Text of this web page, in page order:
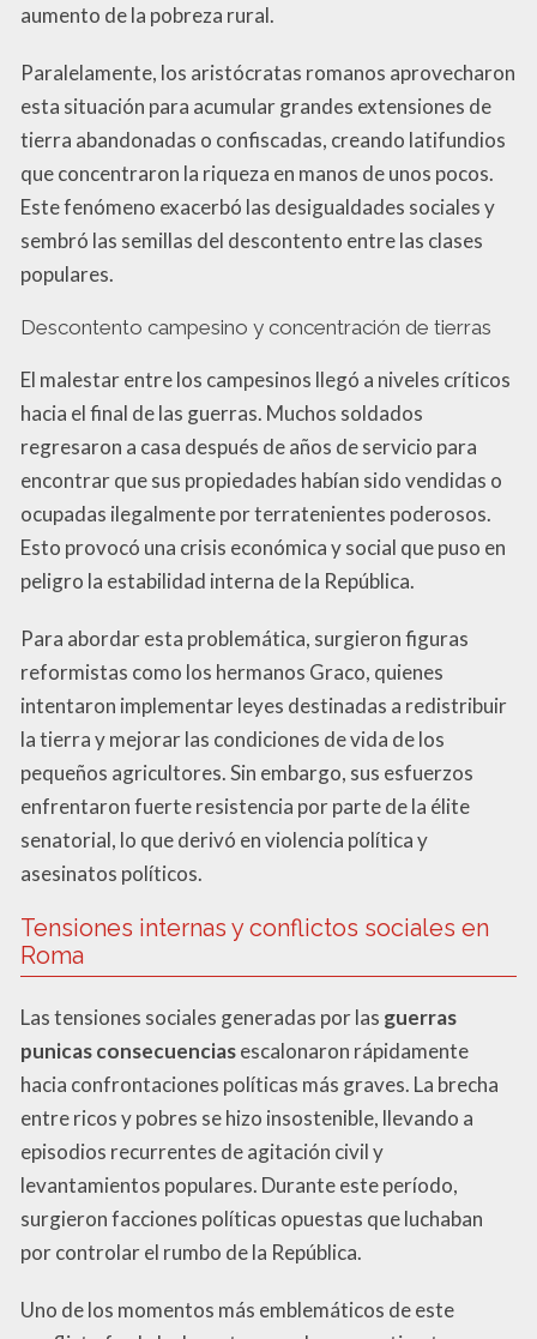
aumento de la pobreza rural.
Paralelamente, los aristócratas romanos aprovecharon
esta situación para acumular grandes extensiones de
tierra abandonadas o confiscadas, creando latifundios
que concentraron la riqueza en manos de unos pocos.
Este fenómeno exacerbó las desigualdades sociales y
sembró las semillas del descontento entre las clases
populares.
Descontento campesino y concentración de tierras
El malestar entre los campesinos llegó a niveles críticos
hacia el final de las guerras. Muchos soldados
regresaron a casa después de años de servicio para
encontrar que sus propiedades habían sido vendidas o
ocupadas ilegalmente por terratenientes poderosos.
Esto provocó una crisis económica y social que puso en
peligro la estabilidad interna de la República.
Para abordar esta problemática, surgieron figuras
reformistas como los hermanos Graco, quienes
intentaron implementar leyes destinadas a redistribuir
la tierra y mejorar las condiciones de vida de los
pequeños agricultores. Sin embargo, sus esfuerzos
enfrentaron fuerte resistencia por parte de la élite
senatorial, lo que derivó en violencia política y
asesinatos políticos.
Tensiones internas y conflictos sociales en
Roma
Las tensiones sociales generadas por las guerras
punicas consecuenciasescalonaron rápidamente
hacia confrontaciones políticas más graves. La brecha
entre ricos y pobres se hizo insostenible, llevando a
episodios recurrentes de agitación civil y
levantamientos populares. Durante este período,
surgieron facciones políticas opuestas que luchaban
por controlar el rumbo de la República.
Uno de los momentos más emblemáticos de este